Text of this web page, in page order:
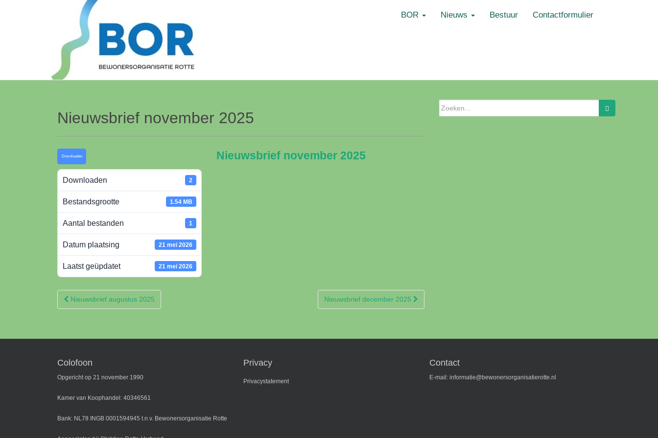
BOR Nieuws Bestuur Contactformulier
Nieuwsbrief november 2025
Downloaden
Downloaden 2
Bestandsgrootte 1.54 MB
Aantal bestanden 1
Datum plaatsing 21 mei 2026
Laatst geüpdatet 21 mei 2026
Nieuwsbrief november 2025
Berichtnavigatie
Nieuwsbrief augustus 2025 Nieuwsbrief december 2025
Zoeken
naar:
Colofoon
Opgericht op 21 november 1990
Kamer van Koophandel: 40346561
Bank: NL78 INGB 0001594945 t.n.v. Bewonersorganisatie Rotte
Privacy
Privacystatement
Contact
E-mail: informatie@bewonersorganisatierotte.nl